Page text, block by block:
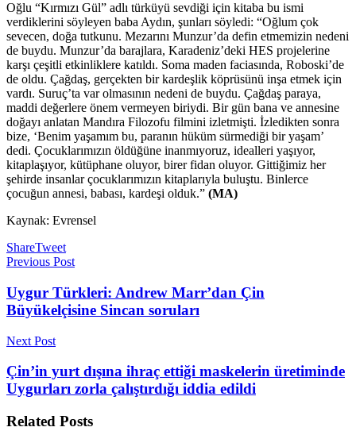
Oğlu “Kırmızı Gül” adlı türküyü sevdiği için kitaba bu ismi
verdiklerini söyleyen baba Aydın, şunları söyledi: “Oğlum çok
sevecen, doğa tutkunu. Mezarını Munzur’da defin etmemizin nedeni
de buydu. Munzur’da barajlara, Karadeniz’deki HES projelerine
karşı çeşitli etkinliklere katıldı. Soma maden faciasında, Roboski’de
de oldu. Çağdaş, gerçekten bir kardeşlik köprüsünü inşa etmek için
vardı. Suruç’ta var olmasının nedeni de buydu. Çağdaş paraya,
maddi değerlere önem vermeyen biriydi. Bir gün bana ve annesine
doğayı anlatan Mandıra Filozofu filmini izletmişti. İzledikten sonra
bize, ‘Benim yaşamım bu, paranın hüküm sürmediği bir yaşam’
dedi. Çocuklarımızın öldüğüne inanmıyoruz, idealleri yaşıyor,
kitaplaşıyor, kütüphane oluyor, birer fidan oluyor. Gittiğimiz her
şehirde insanlar çocuklarımızın kitaplarıyla buluştu. Binlerce
çocuğun annesi, babası, kardeşi olduk.” (MA)
Kaynak: Evrensel
ShareTweet
Previous Post
Uygur Türkleri: Andrew Marr’dan Çin
Büyükelçisine Sincan soruları
Next Post
Çin’in yurt dışına ihraç ettiği maskelerin üretiminde
Uygurları zorla çalıştırdığı iddia edildi
Related Posts